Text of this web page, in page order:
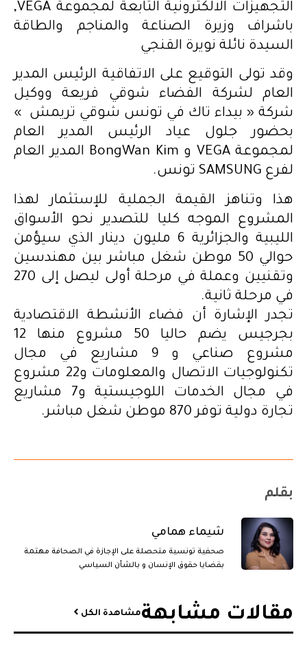
التجهيزات الالكترونية التابعة لمجموعة VEGA,
باشراف وزيرة الصناعة والمناجم والطاقة
السيدة نائلة نويرة القنجي
وقد تولى التوقيع على الاتفاقية الرئيس المدير
العام لشركة الفضاء شوقي فريعة ووكيل
شركة « بيداء تاك في تونس شوقي تريمش »
بحضور جلول عياد الرئيس المدير العام
لمجموعة VEGA و BongWan Kim المدير العام
لفرع SAMSUNG تونس.
هذا وتناهز القيمة الجملية للإستثمار لهذا
المشروع الموجه كليا للتصدير نحو الأسواق
الليبية والجزائرية 6 مليون دينار الذي سيؤمن
حوالي 50 موطن شغل مباشر بين مهندسين
وتقنيين وعملة في مرحلة أولى ليصل إلى 270
في مرحلة ثانية.
تجدر الإشارة أن فضاء الأنشطة الاقتصادية
بجرجيس يضم حاليا 50 مشروع منها 12
مشروع صناعي و 9 مشاريع في مجال
تكنولوجيات الاتصال والمعلومات و22 مشروع
في مجال الخدمات اللوجيستية و7 مشاريع
تجارة دولية توفر 870 موطن شغل مباشر.
بقلم
شيماء همامي
صحفية تونسية متحصلة على الإجازة في الصحافة مهتمة
بقضايا حقوق الإنسان و بالشأن السياسي
مقالات مشابهة​مشاهدة الكل